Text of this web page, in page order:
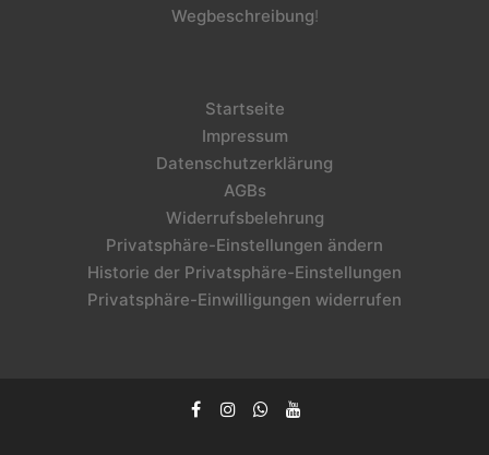
Wegbeschreibung!
Startseite
Impressum
Datenschutzerklärung
AGBs
Widerrufsbelehrung
Privatsphäre-Einstellungen ändern
Historie der Privatsphäre-Einstellungen
Privatsphäre-Einwilligungen widerrufen